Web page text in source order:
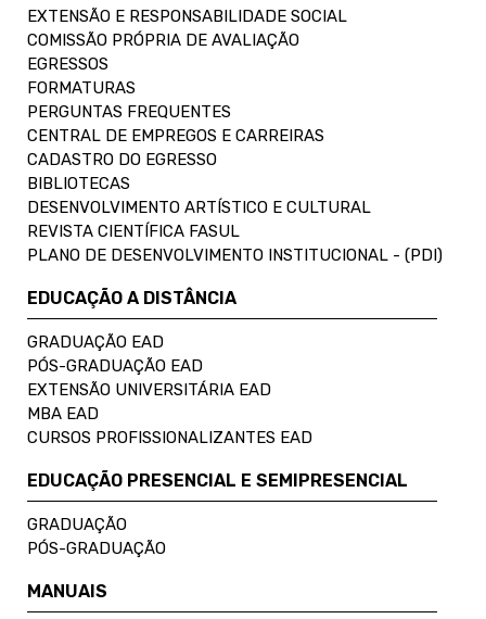
EXTENSÃO E RESPONSABILIDADE SOCIAL
COMISSÃO PRÓPRIA DE AVALIAÇÃO
EGRESSOS
FORMATURAS
PERGUNTAS FREQUENTES
CENTRAL DE EMPREGOS E CARREIRAS
CADASTRO DO EGRESSO
BIBLIOTECAS
DESENVOLVIMENTO ARTÍSTICO E CULTURAL
REVISTA CIENTÍFICA FASUL
PLANO DE DESENVOLVIMENTO INSTITUCIONAL - (PDI)
EDUCAÇÃO A DISTÂNCIA
GRADUAÇÃO EAD
PÓS-GRADUAÇÃO EAD
EXTENSÃO UNIVERSITÁRIA EAD
MBA EAD
CURSOS PROFISSIONALIZANTES EAD
EDUCAÇÃO PRESENCIAL E SEMIPRESENCIAL
GRADUAÇÃO
PÓS-GRADUAÇÃO
MANUAIS